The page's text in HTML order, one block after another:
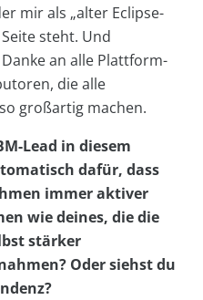
mir als „alter Eclipse-
steht. Und
an alle Plattform-
die alle
großartig machen.
Lead in diesem
dafür, dass
immer aktiver
wie deines, die die
stärker
Oder siehst du